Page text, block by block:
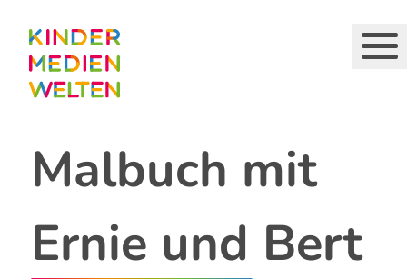
Inhalt
Malbuch mit
Ernie und Bert